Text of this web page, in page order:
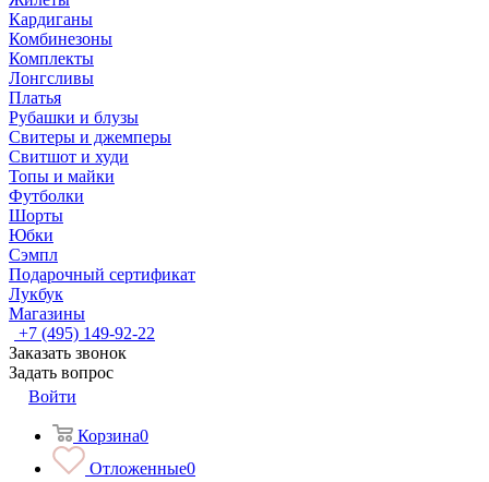
Кардиганы
Комбинезоны
Комплекты
Лонгсливы
Платья
Рубашки и блузы
Свитеры и джемперы
Свитшот и худи
Топы и майки
Футболки
Шорты
Юбки
Сэмпл
Подарочный сертификат
Лукбук
Магазины
+7 (495) 149-92-22
Заказать звонок
Задать вопрос
Войти
Корзина0
Отложенные0